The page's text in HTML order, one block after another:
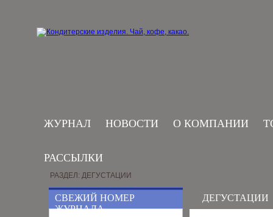
ЖУРНАЛ НОВОСТИ О КОМПАНИИ
РАССЫЛКИ
СВЕЖИЙ НОМЕР
ЖУРНАЛА
РАЗДЕЛ: ДЕГУСТАЦИИ
ДЕГУСТАЦИИ